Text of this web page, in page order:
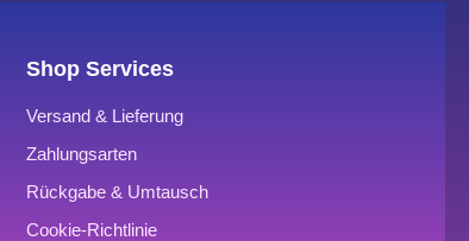
Shop Services
Versand & Lieferung
Zahlungsarten
Rückgabe & Umtausch
Cookie-Richtlinie